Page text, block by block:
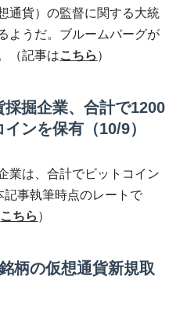
通貨）の監督に関する大統
ようだ。ブルームバーグが
（記事はこちら ）
掘企業、合計で1200
ンを保有（10/9）
業は、合計でビットコイン
事執筆時点のレートで
こちら ）
柄の仮想通貨新規取